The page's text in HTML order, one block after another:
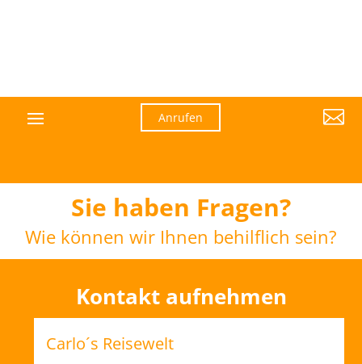
Anrufen 
Sie haben Fragen?
Wie können wir Ihnen behilflich sein?
Kontakt aufnehmen
Carlo´s Reisewelt